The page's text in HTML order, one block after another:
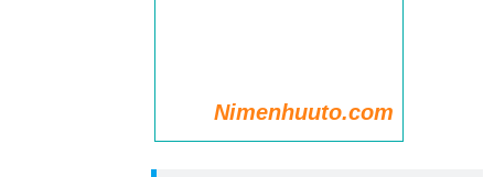
Nimenhuuto.com